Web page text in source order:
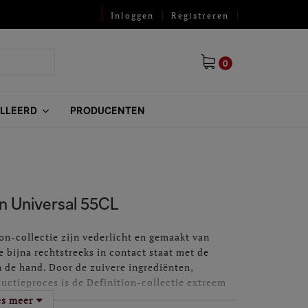
Inloggen Registreren
0
PRODUCENTEN
Universal 55CL
collectie zijn vederlicht en gemaakt van
bijna rechtstreeks in contact staat met de
hand. Door de zuivere ingrediënten,
is de Definition-collectie extreem
op het allerhoogste niveau kunnen
meer